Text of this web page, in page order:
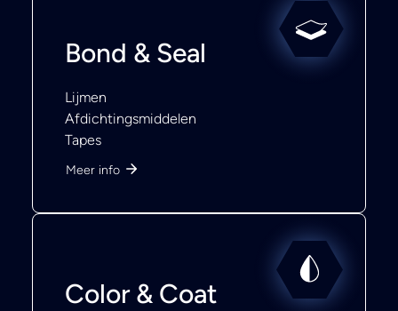
Bond & Seal
Lijmen
Afdichtingsmiddelen
Tapes
Meer info
Color & Coat